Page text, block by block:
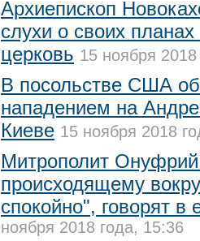
Архиепископ
слухи о своих
церковь 15 ноября
В посольстве США
нападением на
Киеве 15 ноября 2018
Митрополит Онуфрий
происходящему
спокойно", говорят в
ноября 2018 года, 15:36